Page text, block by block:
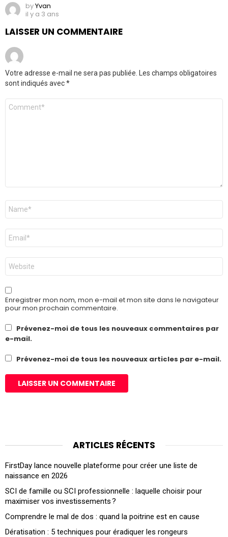
byYvan
il y a 3 ans
LAISSER UN COMMENTAIRE
Votre adresse e-mail ne sera pas publiée.
Les champs obligatoires
sont indiqués avec*
Commentaire
Nom
E-
mail
*
Site
web
Enregistrer mon nom, mon e-mail et mon site dans le navigateur
pour mon prochain commentaire.
Prévenez-moi de tous les nouveaux commentaires par
e-mail.
Prévenez-moi de tous les nouveaux articles par e-mail.
ARTICLES RÉCENTS
FirstDay lance nouvelle plateforme pour créer une liste de
naissance en 2026
SCI de famille ou SCI professionnelle : laquelle choisir pour
maximiser vos investissements ?
Comprendre le mal de dos : quand la poitrine est en cause
Dératisation : 5 techniques pour éradiquer les rongeurs